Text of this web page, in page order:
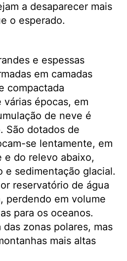
a desaparecer mais
o esperado.
e espessas
em camadas
compactada
épocas, em
de neve é
São dotados de
se lentamente, em
e do relevo abaixo,
e sedimentação glacial.
reservatório de água
perdendo em volume
para os oceanos.
zonas polares, mas
mais altas